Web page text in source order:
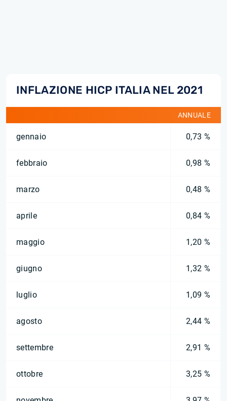
INFLAZIONE HICP ITALIA NEL 2021
ANNUALE
gennaio 0,73 %
febbraio 0,98 %
marzo 0,48 %
aprile 0,84 %
maggio 1,20 %
giugno 1,32 %
luglio 1,09 %
agosto 2,44 %
settembre 2,91 %
ottobre 3,25 %